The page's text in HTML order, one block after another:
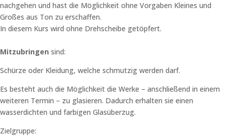
nachgehen und hast die Möglichkeit ohne Vorgaben Kleines und
Großes aus Ton zu erschaffen.
In diesem Kurs wird ohne Drehscheibe getöpfert.
Mitzubringen sind:
Schürze oder Kleidung, welche schmutzig werden darf.
Es besteht auch die Möglichkeit die Werke – anschließend in einem
weiteren Termin – zu glasieren. Dadurch erhalten sie einen
wasserdichten und farbigen Glasüberzug.
Zielgruppe: